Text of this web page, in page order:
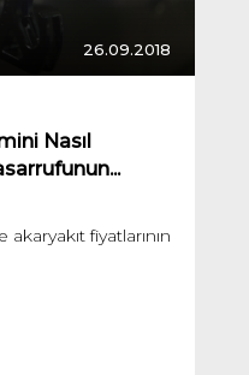
26.09.2018
Nasıl
fiyatlarının